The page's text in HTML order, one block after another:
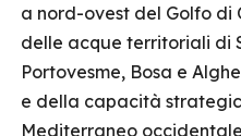
a nord-ovest del Golfo di
delle acque territoriali di
Portovesme, Bosa e
e della capacità
Mediterraneo